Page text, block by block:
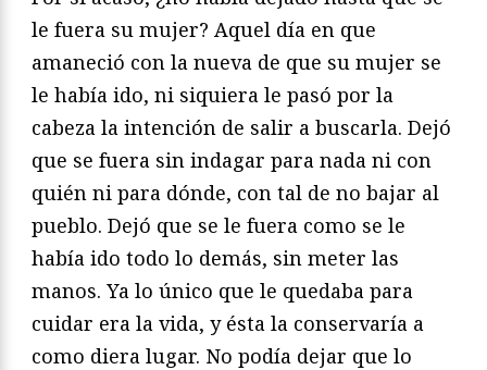
le fuera su mujer? Aquel día en que
amaneció con la nueva de que su mujer se
le había ido, ni siquiera le pasó por la
cabeza la intención de salir a buscarla. Dejó
que se fuera sin indagar para nada ni con
quién ni para dónde, con tal de no bajar al
pueblo. Dejó que se le fuera como se le
había ido todo lo demás, sin meter las
manos. Ya lo único que le quedaba para
cuidar era la vida, y ésta la conservaría a
como diera lugar. No podía dejar que lo